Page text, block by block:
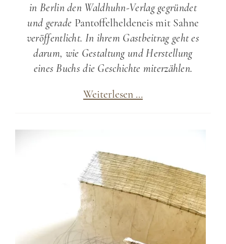
in Berlin den Waldhuhn-Verlag gegründet
und gerade Pantoffelheldeneis mit Sahne
veröffentlicht. In ihrem Gastbeitrag geht es
darum, wie Gestaltung und Herstellung
eines Buchs die Geschichte miterzählen.
Weiterlesen …Waldhuhn-
eines
Bilderbuchs